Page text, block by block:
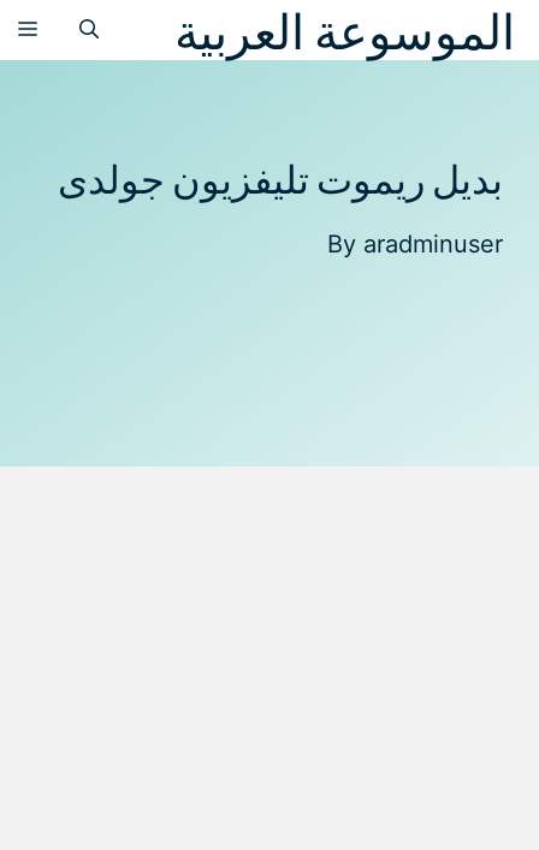
انتقلالموسوعة العربية
بديل ريموت تليفزيون جولدى
By aradminuser